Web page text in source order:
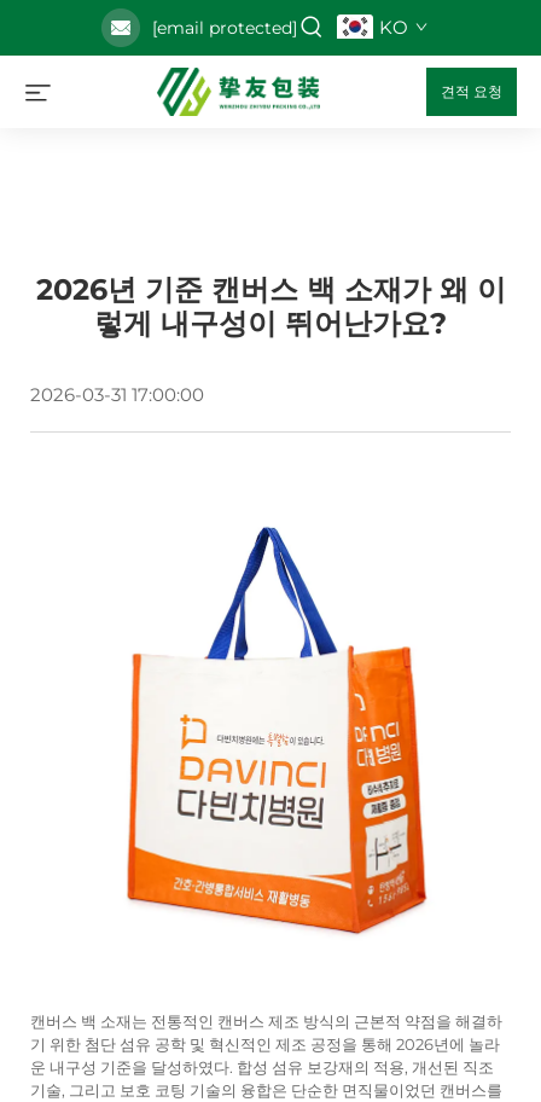
[email protected] KO
견적 요청
2026년 기준 캔버스 백 소재가 왜 이
렇게 내구성이 뛰어난가요?
2026-03-31 17:00:00
캔버스 백 소재는 전통적인 캔버스 제조 방식의 근본적 약점을 해결하
기 위한 첨단 섬유 공학 및 혁신적인 제조 공정을 통해 2026년에 놀라
운 내구성 기준을 달성하였다. 합성 섬유 보강재의 적용, 개선된 직조
기술, 그리고 보호 코팅 기술의 융합은 단순한 면직물이었던 캔버스를